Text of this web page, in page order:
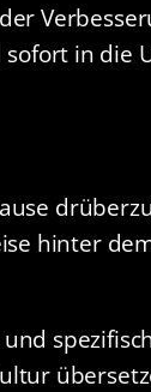
in die
hinter